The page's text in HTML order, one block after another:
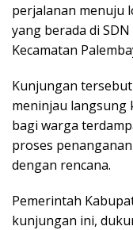
perjalanan menuju
yang berada di SDN
Kecamatan
Kunjungan
meninjau langsung
bagi warga
proses
dengan rencana.
Pemerintah
kunjungan ini,